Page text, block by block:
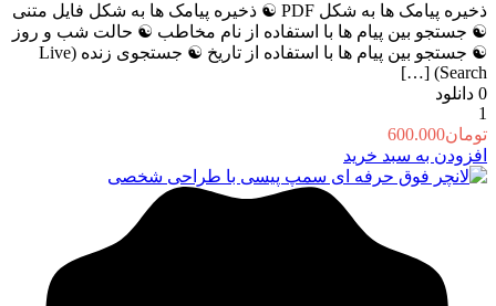
ذخیره پیامک ها به شکل PDF ☯️ ذخیره پیامک ها به شکل فایل متنی
☯️ جستجو بین پیام ها با استفاده از نام مخاطب ☯️ حالت شب و روز
☯️ جستجو بین پیام ها با استفاده از تاریخ ☯️ جستجوی زنده (Live
Search) […]
0 دانلود
1
تومان600.000
افزودن به سبد خرید